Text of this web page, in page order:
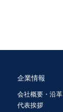
企業情報
会社概要・沿革
代表挨拶